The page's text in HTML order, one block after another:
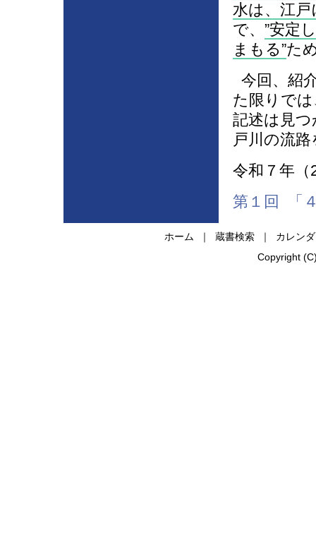
水は、江
で、
安定
まもる た
今回、紹
た限りで
記述は見
戸川の流
令和７年（
第１回 「
ホーム ｜ 蔵書検索 ｜ カレン
Copyright